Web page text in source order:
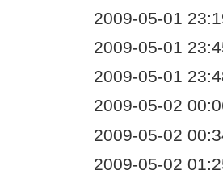
2009-05-01
2009-05-01
2009-05-01
2009-05-02
2009-05-02
2009-05-02